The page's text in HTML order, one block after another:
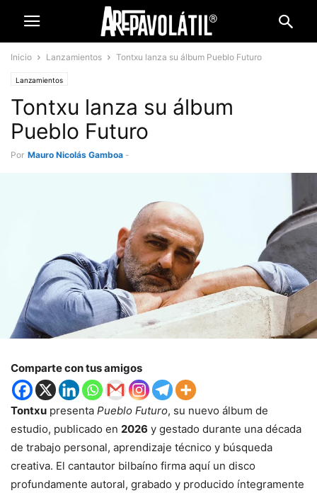
Inicio Lanzamientos Tontxu lanza su álbum Pueblo Futuro
Lanzamientos
Tontxu lanza su álbum
Pueblo Futuro
Por Mauro Nicolás Gamboa -
Comparte con tus amigos
Tontxu presenta Pueblo Futuro, su nuevo álbum de
estudio, publicado en 2026 y gestado durante una década
de trabajo personal, aprendizaje técnico y búsqueda
creativa. El cantautor bilbaíno firma aquí un disco
profundamente autoral, grabado y producido íntegramente